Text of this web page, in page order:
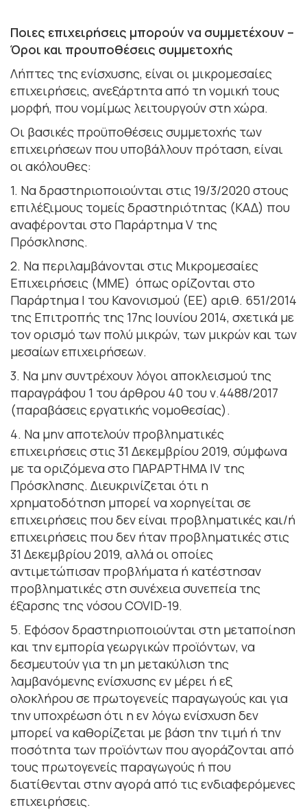
Ποιες επιχειρήσεις μπορούν να συμμετέχουν –
Όροι και προυποθέσεις συμμετοχής
Λήπτες της ενίσχυσης, είναι οι μικρομεσαίες
επιχειρήσεις, ανεξάρτητα από τη νομική τους
μορφή, που νομίμως λειτουργούν στη χώρα.
Οι βασικές προϋποθέσεις συμμετοχής των
επιχειρήσεων που υποβάλλουν πρόταση, είναι
οι ακόλουθες:
1. Να δραστηριοποιούνται στις 19/3/2020 στους
επιλέξιμους τομείς δραστηριότητας (ΚΑΔ) που
αναφέρονται στο Παράρτημα V της
Πρόσκλησης.
2. Να περιλαμβάνονται στις Μικρομεσαίες
Επιχειρήσεις (ΜΜΕ) όπως ορίζονται στο
Παράρτημα Ι του Κανονισμού (ΕΕ) αριθ. 651/2014
της Επιτροπής της 17ης Ιουνίου 2014, σχετικά με
τον ορισμό των πολύ μικρών, των μικρών και των
μεσαίων επιχειρήσεων.
3. Να μην συντρέχουν λόγοι αποκλεισμού της
παραγράφου 1 του άρθρου 40 του ν.4488/2017
(παραβάσεις εργατικής νομοθεσίας).
4. Να μην αποτελούν προβληματικές
επιχειρήσεις στις 31 Δεκεμβρίου 2019, σύμφωνα
με τα οριζόμενα στο ΠΑΡΑΡΤΗΜΑ IV της
Πρόσκλησης. Διευκρινίζεται ότι η
χρηματοδότηση μπορεί να χορηγείται σε
επιχειρήσεις που δεν είναι προβληματικές και/ή
επιχειρήσεις που δεν ήταν προβληματικές στις
31 Δεκεμβρίου 2019, αλλά οι οποίες
αντιμετώπισαν προβλήματα ή κατέστησαν
προβληματικές στη συνέχεια συνεπεία της
έξαρσης της νόσου COVID-19.
5. Εφόσον δραστηριοποιούνται στη μεταποίηση
και την εμπορία γεωργικών προϊόντων, να
δεσμευτούν για τη μη μετακύλιση της
λαμβανόμενης ενίσχυσης εν μέρει ή εξ
ολοκλήρου σε πρωτογενείς παραγωγούς και για
την υποχρέωση ότι η εν λόγω ενίσχυση δεν
μπορεί να καθορίζεται με βάση την τιμή ή την
ποσότητα των προϊόντων που αγοράζονται από
τους πρωτογενείς παραγωγούς ή που
διατίθενται στην αγορά από τις ενδιαφερόμενες
επιχειρήσεις.